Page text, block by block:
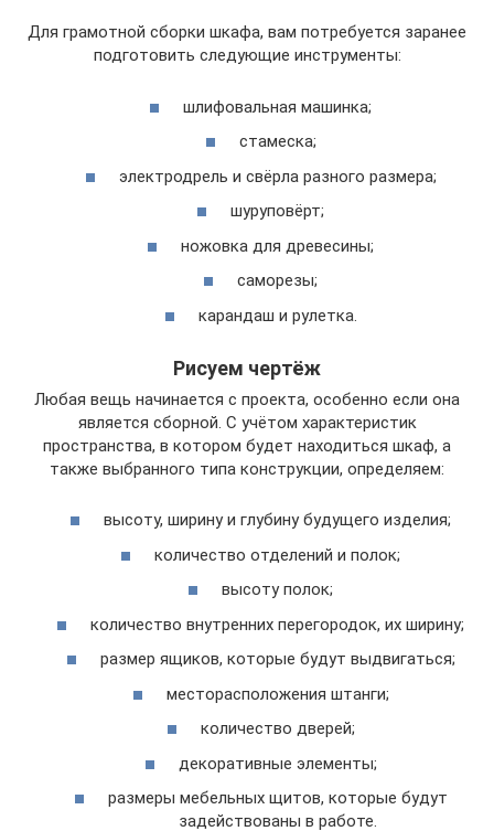
Для грамотной сборки шкафа, вам потребуется заранее
подготовить следующие инструменты:
шлифовальная машинка;
стамеска;
электродрель и свёрла разного размера;
шуруповёрт;
ножовка для древесины;
саморезы;
карандаш и рулетка.
Рисуем чертёж
Любая вещь начинается с проекта, особенно если она
является сборной. С учётом характеристик
пространства, в котором будет находиться шкаф, а
также выбранного типа конструкции, определяем:
высоту, ширину и глубину будущего изделия;
количество отделений и полок;
высоту полок;
количество внутренних перегородок, их ширину;
размер ящиков, которые будут выдвигаться;
месторасположения штанги;
количество дверей;
декоративные элементы;
размеры мебельных щитов, которые будут
задействованы в работе.